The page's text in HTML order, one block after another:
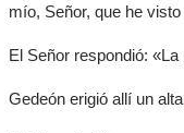
mío, Señor, que he
El Señor respondió:
Gedeón erigió allí un